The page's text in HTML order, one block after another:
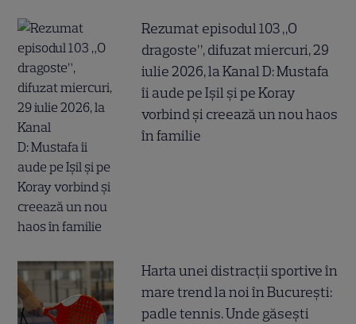
Rezumat episodul 103 „O
dragoste”, difuzat miercuri, 29
iulie 2026, la Kanal D: Mustafa
îi aude pe Ișil și pe Koray
vorbind și creează un nou haos
în familie
Harta unei distracții sportive în
mare trend la noi în București:
padle tennis. Unde găsești